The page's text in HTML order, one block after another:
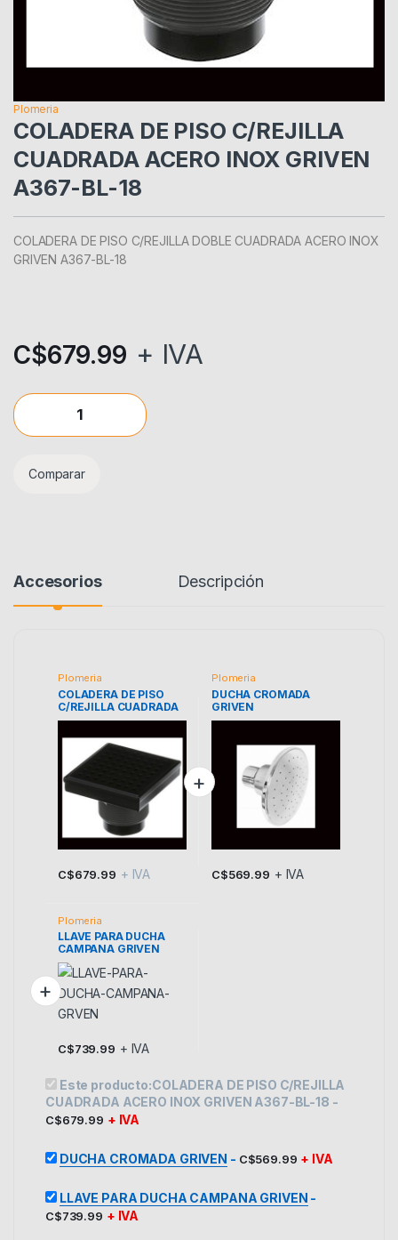
Plomeria
COLADERA DE PISO C/REJILLA
CUADRADA ACERO INOX GRIVEN
A367-BL-18
COLADERA DE PISO C/REJILLA DOBLE CUADRADA ACERO INOX
GRIVEN A367-BL-18
C$679.99 + IVA
COLADERA DE PISO C/REJILLA CUADRADA ACERO INOX
Comparar
Accesorios Descripción
Plomeria
COLADERA DE PISO
C/REJILLA CUADRADA
ACERO INOX GRIVEN
C$679.99 + IVA
Plomeria
DUCHA CROMADA
GRIVEN
C$569.99 + IVA
Plomeria
LLAVE PARA DUCHA
CAMPANA GRIVEN
C$739.99 + IVA
Este producto:COLADERA DE PISO C/REJILLA
CUADRADA ACERO INOX GRIVEN A367-BL-18 -
C$679.99 + IVA
DUCHA CROMADA GRIVEN - C$569.99 + IVA
LLAVE PARA DUCHA CAMPANA GRIVEN -
C$739.99 + IVA